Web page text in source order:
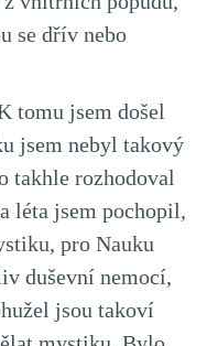
se dřív nebo
tomu jsem došel
jsem nebyl takový
takhle rozhodoval
léta jsem pochopil,
pro Nauku
duševní nemocí,
jsou takoví